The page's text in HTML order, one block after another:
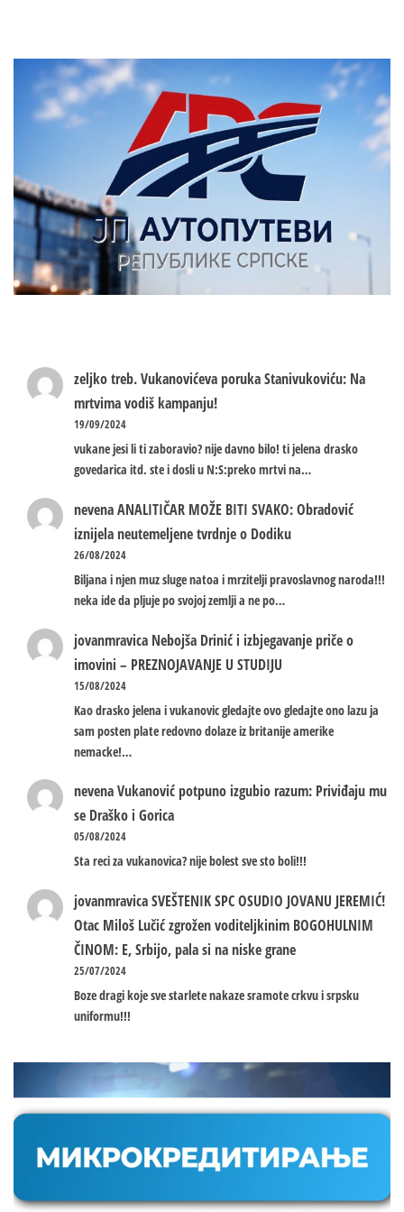
zeljko treb.Vukanovićeva poruka Stanivukoviću: Na
mrtvima vodiš kampanju!
19/09/2024
vukane jesi li ti zaboravio? nije davno bilo! ti jelena drasko
govedarica itd. ste i dosli u N:S:preko mrtvi na…
nevenaANALITIČAR MOŽE BITI SVAKO: Obradović
iznijela neutemeljene tvrdnje o Dodiku
26/08/2024
Biljana i njen muz sluge natoa i mrzitelji pravoslavnog naroda!!!
neka ide da pljuje po svojoj zemlji a ne po…
jovanmravica Nebojša Drinić i izbjegavanje priče o
imovini – PREZNOJAVANJE U STUDIJU
15/08/2024
Kao drasko jelena i vukanovic gledajte ovo gledajte ono lazu ja
sam posten plate redovno dolaze iz britanije amerike
nemacke!…
nevenaVukanović potpuno izgubio razum: Priviđaju mu
se Draško i Gorica
05/08/2024
Sta reci za vukanovica? nije bolest sve sto boli!!!
jovanmravicaSVEŠTENIK SPC OSUDIO JOVANU JEREMIĆ!
Otac Miloš Lučić zgrožen voditeljkinim BOGOHULNIM
ČINOM: E, Srbijo, pala si na niske grane
25/07/2024
Boze dragi koje sve starlete nakaze sramote crkvu i srpsku
uniformu!!!